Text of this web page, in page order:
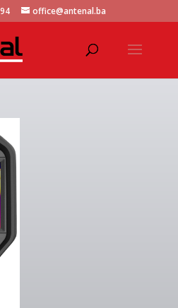
office@antenal.ba